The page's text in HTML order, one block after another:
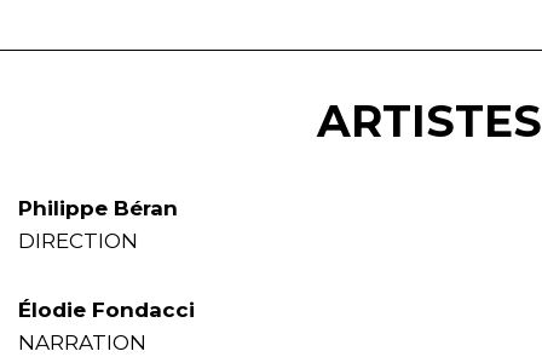
ARTISTES
Philippe Béran
DIRECTION
Élodie Fondacci
NARRATION